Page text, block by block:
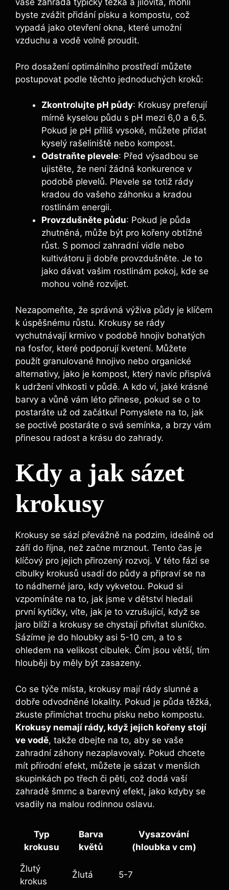
vaše zahrada typicky těžká a jílovitá, mohli
byste zvážit přidání písku a kompostu, což
vypadá jako otevření okna, které umožní
vzduchu a vodě volně proudit.
Pro dosažení optimálního prostředí můžete
postupovat podle těchto jednoduchých kroků:
Zkontrolujte pH půdy: Krokusy preferují
mírně kyselou půdu s pH mezi 6,0 a 6,5.
Pokud je pH příliš vysoké, můžete přidat
kyselý rašeliniště nebo kompost.
Odstraňte plevele: Před výsadbou se
ujistěte, že není žádná konkurence v
podobě plevelů. Plevele se totiž rády
kradou do vašeho záhonku a kradou
rostlinám energii.
Provzdušněte půdu: Pokud je půda
zhutněná, může být pro kořeny obtížné
růst. S pomocí zahradní vidle nebo
kultivátoru ji dobře provzdušněte. Je to
jako dávat vašim rostlinám pokoj, kde se
mohou volně rozvíjet.
Nezapomeňte, že správná výživa půdy je klíčem
k úspěšnému růstu. Krokusy se rády
vychutnávají krmivo v podobě hnojiv bohatých
na fosfor, které podporují kvetení. Můžete
použít granulované hnojivo nebo organické
alternativy, jako je kompost, který navíc přispívá
k udržení vlhkosti v půdě. A kdo ví, jaké krásné
barvy a vůně vám léto přinese, pokud se o to
postaráte už od začátku! Pomyslete na to, jak
se poctivě postaráte o svá semínka, a brzy vám
přinesou radost a krásu do zahrady.
Kdy a jak sázet
krokusy
Krokusy se sází převážně na podzim, ideálně od
září do října, než začne mrznout. Tento čas je
klíčový pro jejich přirozený rozvoj. V této fázi se
cibulky krokusů usadí do půdy a připraví se na
to nádherné jaro, kdy vykvetou. Pokud si
vzpomínáte na to, jak jsme v dětství hledali
první kytičky, víte, jak je to vzrušující, když se
jaro blíží a krokusy se chystají přivítat sluníčko.
Sázíme je do hloubky asi 5-10 cm, a to s
ohledem na velikost cibulek. Čím jsou větší, tím
hlouběji by měly být zasazeny.
Co se týče místa, krokusy mají rády slunné a
dobře odvodněné lokality. Pokud je půda těžká,
zkuste přimíchat trochu písku nebo kompostu.
Krokusy nemají rády, když jejich kořeny stojí
ve vodě, takže dbejte na to, aby se vaše
zahradní záhony nezaplavovaly. Pokud chcete
mít přírodní efekt, můžete je sázat v menších
skupinkách po třech či pěti, což dodá vaší
zahradě šmrnc a barevný efekt, jako kdyby se
vsadily na malou rodinnou oslavu.
Typ
krokusu
Barva
květů
Vysazování
(hloubka v cm)
Žlutý
krokus
Žlutá 5-7